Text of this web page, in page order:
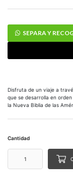
SEPARA Y
Disfruta de un viaje a
que se desarrolla en
la Nueva Biblia de las
Cantidad